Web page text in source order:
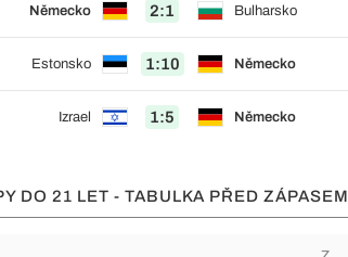
Německo 2:1 Bulharsko
Estonsko 1:10 Německo
Izrael 1:5 Německo
DO 21 LET - TABULKA PŘED ZÁPASEM